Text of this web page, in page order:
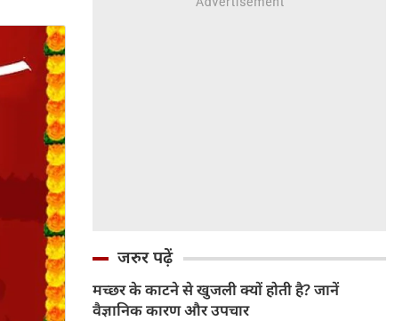
जरुर पढ़ें
मच्छर के काटने से खुजली क्यों होती है? जानें
वैज्ञानिक कारण और उपचार